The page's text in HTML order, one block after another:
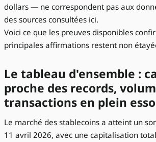
dollars — ne correspondent pas aux
des sources consultées ici.
Voici ce que les preuves disponibles
principales affirmations restent non
Le tableau d'ensemble :
proche des records,
transactions en plein
Le marché des stablecoins a atteint un
11 avril 2026, avec une capitalisation